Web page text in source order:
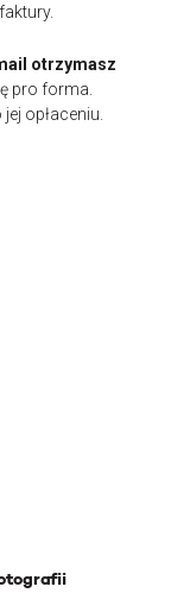
otrzymasz
pro forma.
opłaceniu.